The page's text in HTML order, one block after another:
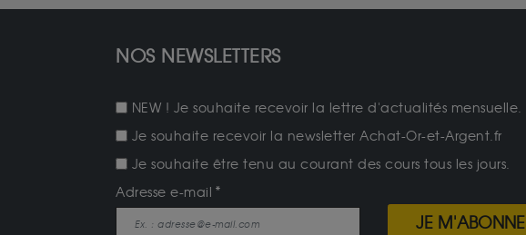
NOS NEWSLETTERS
NEW ! Je souhaite recevoir la lettre d'actualités mensuelle.
Je souhaite recevoir la newsletter Achat-Or-et-Argent.fr
Je souhaite être tenu au courant des cours tous les jours.
Adresse e-mail
JE M'ABONNE